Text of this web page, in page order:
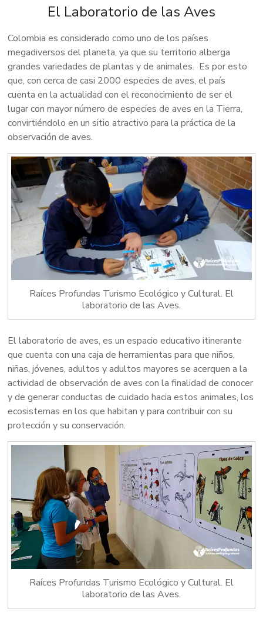
Bogota
offering
birdwatching
ecological
hikes
excursions
top
tourist
destinations
in
Colombia.
El Laboratorio de las Aves
Colombia es considerado como uno de los países
megadiversos del planeta, ya que su territorio alberga
grandes variedades de plantas y de animales. Es por esto
que, con cerca de casi 2000 especies de aves, el país
cuenta en la actualidad con el reconocimiento de ser el
lugar con mayor número de especies de aves en la Tierra,
convirtiéndolo en un sitio atractivo para la práctica de la
observación de aves.
Raíces Profundas Turismo Ecológico y Cultural. El
laboratorio de las Aves.
El laboratorio de aves, es un espacio educativo itinerante
que cuenta con una caja de herramientas para que niños,
niñas, jóvenes, adultos y adultos mayores se acerquen a la
actividad de observación de aves con la finalidad de conocer
y de generar conductas de cuidado hacia estos animales, los
ecosistemas en los que habitan y para contribuir con su
protección y su conservación.
Raíces Profundas Turismo Ecológico y Cultural. El
laboratorio de las Aves.